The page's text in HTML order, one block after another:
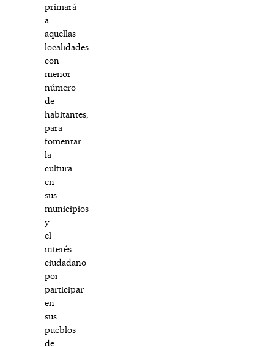
primará
a
aquellas
localidades
con
menor
número
de
habitantes,
para
fomentar
la
cultura
en
sus
municipios
y
el
interés
ciudadano
por
participar
en
sus
pueblos
de